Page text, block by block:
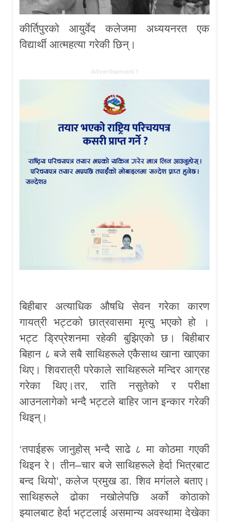
कीर्तिपुरको आयुर्वेद कलेजमा अध्ययनरत एक
विद्यार्थी आत्महत्या गरेकी छिन्।
Advertisement 1
बिहीबार अत्याधिक औषधि सेवन गरेका कारण
गायत्री भट्टको छात्रवासमा मृत्यु भएको हो ।
भट्ट ड्रिप्रेशनमा रहेकी बुझिएको छ। बिहीबार
बिहान ८ बजे सबै साथिहरूले एकैसाथ खाना खाएका
थिए। शिवरात्री परेकाले साथिहरूले मन्दिर आग्रह
गरेका थिए।तर, राति नसुतेको र परीक्षा
आउनलागेको भन्दै भट्टले बाहिर जान इन्कार गरेकी
थिइन्।
‘तपाईहरू जानुहोस् भन्दै साढे‌ ८ मा कोठमा गएकी
थिइन रे। तीन–चार बजे साथिहरूले हेर्दा भित्रबाट
बन्द थियो’, कलेज प्रमुख डा. शिव मगंलले बताए।
साथिहरूले ढोका नखोलेपछि अर्को कोठाको
झ्यालबाट हेर्दा भट्टलाई असमान्य अवस्थामा देखेका